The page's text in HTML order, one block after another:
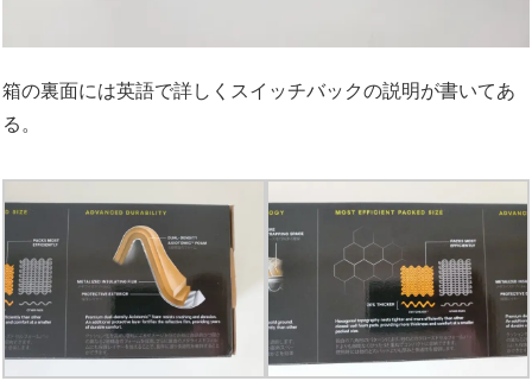
箱の裏面には英語で詳しくスイッチバックの説明が書いてあ
る。